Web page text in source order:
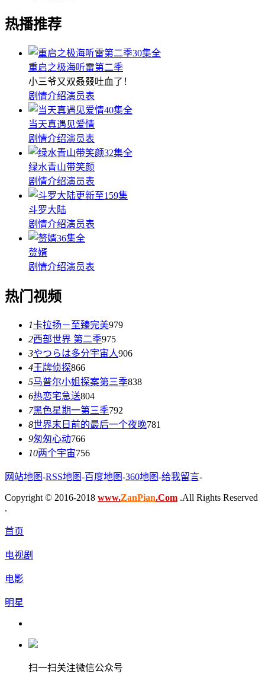
热播推荐
30集全
重启之极海听雷第二季
小三爷又双叒叕吐血了！
剧情介绍演员表
40集全
当天真遇见爱情
剧情介绍演员表
32集全
绿水青山带笑颜
剧情介绍演员表
更新至159集
斗罗大陆
剧情介绍演员表
36集全
赘婿
剧情介绍演员表
热门视频
1卡拉扬－至臻完美979
2西部世界 第二季975
3やつらは多分宇宙人906
4王牌侦探866
5马普尔小姐探案第三季838
6热恋宅急送804
7黑色星期一第三季792
8世界末日前的最后一个夜晚781
9匆匆心动766
10两个宇宙756
网站地图-RSS地图-百度地图-360地图-给我留言-
Copyright © 2016-2018 www.ZanPian.Com .All Rights Reserved
.
首页
电视剧
电影
明星
扫一扫关注微信公众号